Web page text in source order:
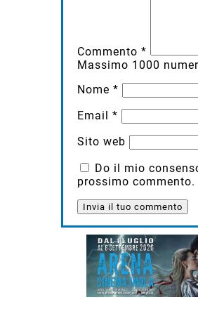
Commento *
Massimo 1000
Nome *
Email *
Sito web
Do il mio
prossimo commento.